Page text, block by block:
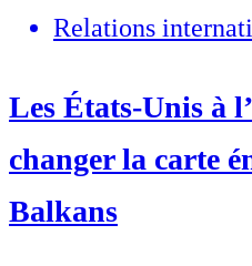
Relations
Les États-Unis à
changer la carte
Balkans